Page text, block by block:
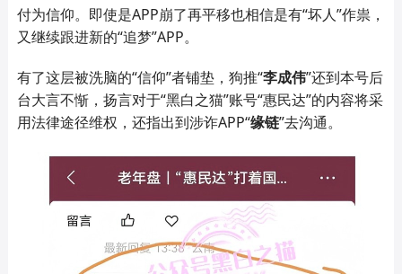
付为信仰。即使是APP崩了再平移也相信是有“坏人”作祟，
又继续跟进新的“追梦”APP。
有了这层被洗脑的“信仰”者铺垫，狗推“李成伟”还到本号后
台大言不惭，扬言对于“黑白之猫”账号“惠民达”的内容将采
用法律途径维权，还指出到涉诈APP“缘链”去沟通。